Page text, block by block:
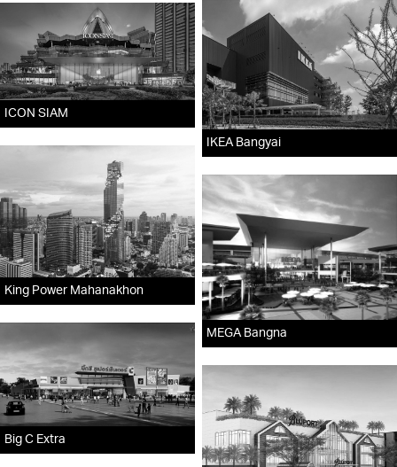
IKEA Bangyai
ICON SIAM
King Power Mahanakhon
MEGA Bangna
Big C Extra